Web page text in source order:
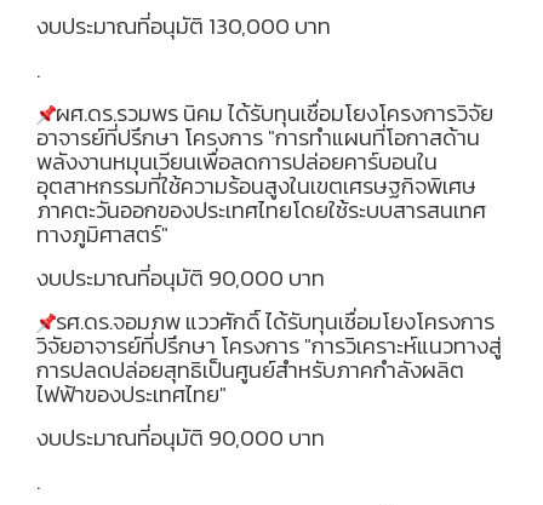
งบประมาณที่อนุมัติ 130,000 บาท
.
ผศ.ดร.รวมพร นิคม ได้รับทุนเชื่อมโยงโครงการวิจัย
อาจารย์ที่ปรึกษา โครงการ "การทำแผนที่โอกาสด้าน
พลังงานหมุนเวียนเพื่อลดการปล่อยคาร์บอนใน
อุตสาหกรรมที่ใช้ความร้อนสูงในเขตเศรษฐกิจพิเศษ
ภาคตะวันออกของประเทศไทยโดยใช้ระบบสารสนเทศ
ทางภูมิศาสตร์"
งบประมาณที่อนุมัติ 90,000 บาท
รศ.ดร.จอมภพ แววศักดิ์ ได้รับทุนเชื่อมโยงโครงการ
วิจัยอาจารย์ที่ปรึกษา โครงการ "การวิเคราะห์แนวทางสู่
การปลดปล่อยสุทธิเป็นศูนย์สำหรับภาคกำลังผลิต
ไฟฟ้าของประเทศไทย"
งบประมาณที่อนุมัติ 90,000 บาท
.